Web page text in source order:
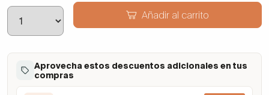
Añadir al carrito
Aprovecha estos descuentos adicionales en tus
compras